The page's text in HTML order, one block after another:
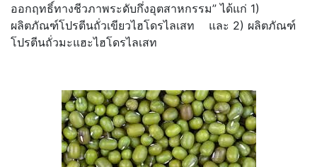
ออกฤทธิ์ทางชีวภาพระดับกึ่งอุตสาหกรรม” ได้แก่ 1)
ผลิตภัณฑ์โปรตีนถั่วเขียวไฮโดรไลเสท และ 2) ผลิตภัณฑ์
โปรตีนถั่วมะแฮะไฮโดรไลเสท